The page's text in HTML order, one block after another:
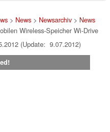
> News> Newsarchiv> News
Wireless-Speicher Wi-Drive
(Update: 9.07.2012)